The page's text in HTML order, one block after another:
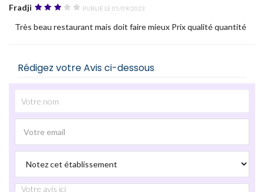
Fradji
Publié le 05/09/2023
Très beau restaurant mais doit faire mieux Prix qualité quantité
Rédigez votre Avis ci-dessous